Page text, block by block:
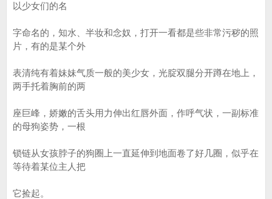
以少女们的名
字命名的，知水、半妆和念奴，打开一看都是些非常污秽的照
片，有的是某个外
表清纯有着妹妹气质一般的美少女，光腚双腿分开蹲在地上，
两手托着胸前的两
座巨峰，娇嫩的舌头用力伸出红唇外面，作呼气状，一副标准
的母狗姿势，一根
锁链从女孩脖子的狗圈上一直延伸到地面卷了好几圈，似乎在
等待着某位主人把
它捡起。